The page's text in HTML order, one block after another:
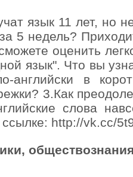
язык 11 лет, но
5 недель?
оценить
язык". Что вы
английски в
3.Как
слова
http://vk.cc/